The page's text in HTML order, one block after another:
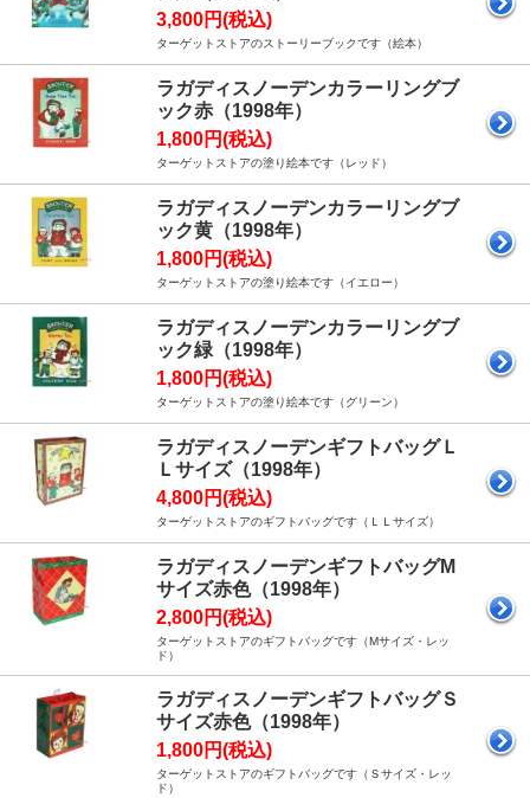
3,800円(税込)
ターゲットストアのストーリーブックです（絵本）
ラガディスノーデンカラーリングブ
ック赤（1998年）
1,800円(税込)
ターゲットストアの塗り絵本です（レッド）
ラガディスノーデンカラーリングブ
ック黄（1998年）
1,800円(税込)
ターゲットストアの塗り絵本です（イエロー）
ラガディスノーデンカラーリングブ
ック緑（1998年）
1,800円(税込)
ターゲットストアの塗り絵本です（グリーン）
ラガディスノーデンギフトバッグＬ
Ｌサイズ（1998年）
4,800円(税込)
ターゲットストアのギフトバッグです（ＬＬサイズ）
ラガディスノーデンギフトバッグM
サイズ赤色（1998年）
2,800円(税込)
ターゲットストアのギフトバッグです（Mサイズ・レッ
ド）
ラガディスノーデンギフトバッグＳ
サイズ赤色（1998年）
1,800円(税込)
ターゲットストアのギフトバッグです（Ｓサイズ・レッ
ド）